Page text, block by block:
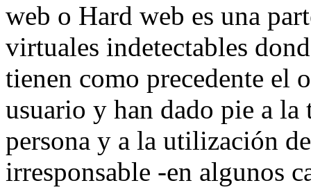
web o Hard web es una
virtuales indetectables
tienen como precedente el
usuario y han dado pie a
persona y a la utilización
irresponsable -en algunos